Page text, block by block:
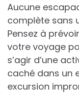
Aucune
complète sans
Pensez à
votre voyage
s’agir d’une
caché dans un
excursion